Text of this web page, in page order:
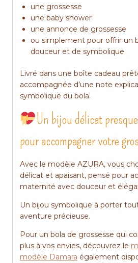
une grossesse
une baby shower
une annonce de grossesse
ou simplement pour offrir un
douceur et de symbolique
Livré dans une boîte cadeau
accompagnée d’une note
symbolique du bola.
Un bijou délicat
pour accompagner votre
Avec le modèle AZURA, vous
délicat et apaisant, pensé pour
maternité avec douceur et
Un bijou symbolique à porter
aventure précieuse.
Pour un bola de grossesse qui
plus à vos envies, découvrez le
modèle Damara également